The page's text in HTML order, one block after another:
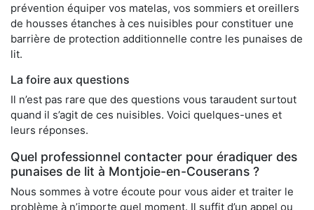
prévention équiper vos matelas, vos sommiers et oreillers
de housses étanches à ces nuisibles pour constituer une
barrière de protection additionnelle contre les punaises de
lit.
La foire aux questions
Il n’est pas rare que des questions vous taraudent surtout
quand il s’agit de ces nuisibles. Voici quelques-unes et
leurs réponses.
Quel professionnel contacter pour éradiquer des
punaises de lit à Montjoie-en-Couserans ?
Nous sommes à votre écoute pour vous aider et traiter le
problème à n’importe quel moment. Il suffit d’un appel ou